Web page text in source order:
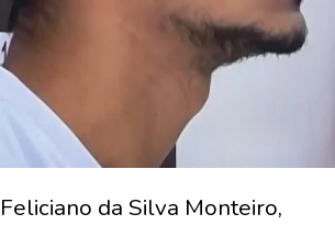
da Silva Monteiro,